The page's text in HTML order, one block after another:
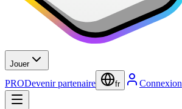
Jouer
PRODevenir partenaire fr Connexion